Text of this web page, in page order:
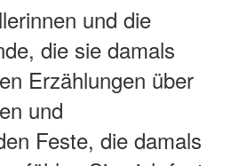
und die
die sie damals
Erzählungen über
und
Feste, die damals